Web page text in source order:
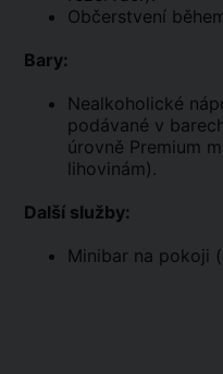
Občerstvení
Bary:
Nealkoholické
podávané v
úrovně Premium
lihovinám).
Další služby:
Minibar na pokoji